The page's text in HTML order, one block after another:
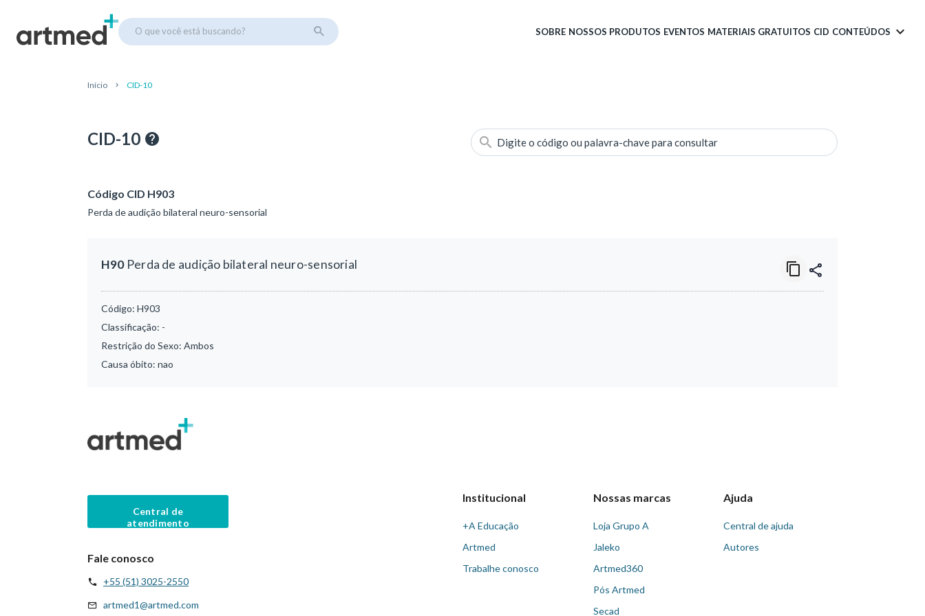
O que você está buscando? SOBRE NOSSOS PRODUTOS EVENTOS MATERIAIS GRATUITOS CID CONTEÚDOS
Início CID-10
CID-10 Digite o código ou palavra-chave para consultar
Código CID H903
Perda de audição bilateral neuro-sensorial
H90Perda de audição bilateral neuro-sensorial
Código: H903
Classificação: -
Restrição do Sexo: Ambos
Causa óbito: nao
Central de
atendimento
Fale conosco
+55 (51) 3025-2550
artmed1@artmed.com
Institucional
+A Educação
Artmed
Trabalhe conosco
Nossas marcas
Loja Grupo A
Jaleko
Artmed360
Pós Artmed
Secad
Ajuda
Central de ajuda
Autores